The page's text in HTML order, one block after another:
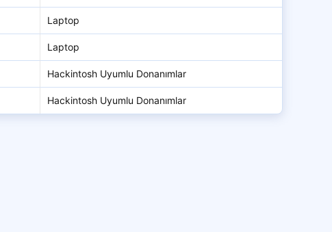
Laptop
Laptop
Hackintosh Uyumlu Donanımlar
Hackintosh Uyumlu Donanımlar